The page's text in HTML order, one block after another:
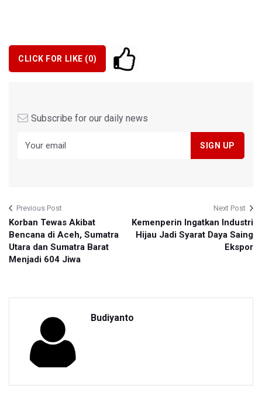
CLICK FOR LIKE (0)
Subscribe for our daily news
Previous Post
Korban Tewas Akibat
Bencana di Aceh, Sumatra
Utara dan Sumatra Barat
Menjadi 604 Jiwa
Next Post
Kemenperin Ingatkan Industri
Hijau Jadi Syarat Daya Saing
Ekspor
Budiyanto